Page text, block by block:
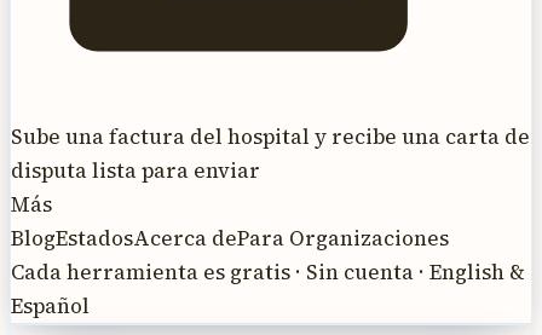
Sube una factura del hospital y recibe una carta de
disputa lista para enviar
Más
BlogEstadosAcerca dePara Organizaciones
Cada herramienta es gratis · Sin cuenta · English &
Español